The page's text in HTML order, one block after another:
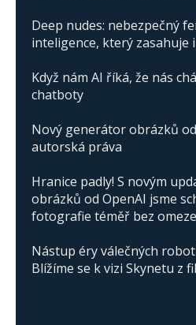
Deep nudes: nebezpečný
inteligence, který zasahuje
Když nám AI říká, že nás
chatboty
Nový generátor obrázků
autorská práva
Hranice padly! S novým
obrázků od OpenAI jsme
fotografie téměř bez
Nástup éry válečných
Blížíme se k vizi Skynetu z